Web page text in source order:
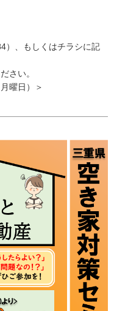
）、もしくはチラシに記
さい。
曜日）＞